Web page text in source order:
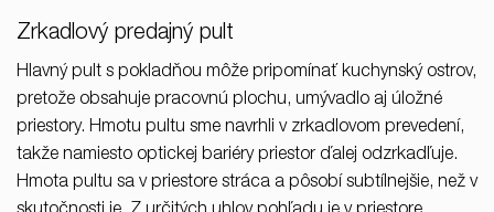
Zrkadlový predajný pult
Hlavný pult s pokladňou môže pripomínať kuchynský ostrov,
pretože obsahuje pracovnú plochu, umývadlo aj úložné
priestory. Hmotu pultu sme navrhli v zrkadlovom prevedení,
takže namiesto optickej bariéry priestor ďalej odzrkadľuje.
Hmota pultu sa v priestore stráca a pôsobí subtílnejšie, než v